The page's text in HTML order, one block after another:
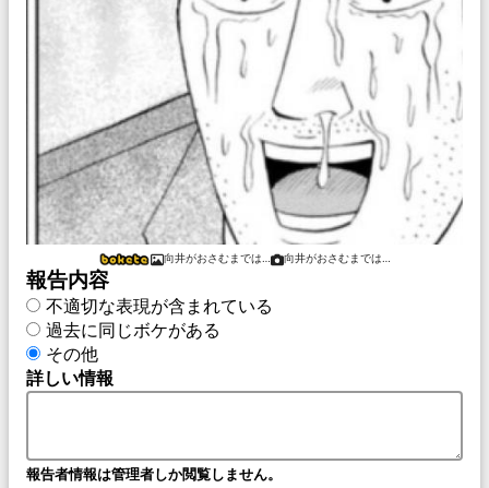
向井がおさむまでは… 向井がおさむまでは…
報告内容
不適切な表現が含まれている
過去に同じボケがある
その他
詳しい情報
報告者情報は管理者しか閲覧しません。